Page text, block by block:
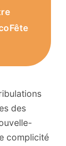
des
complicité